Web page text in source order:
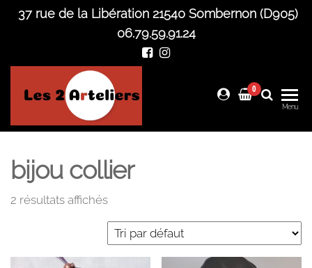
Skip
content
37 rue de la Libération 21540 Sombernon (D905)
06.79.59.91.24
Arteliers
0
Menu
bijou collier
2 résultats affichés